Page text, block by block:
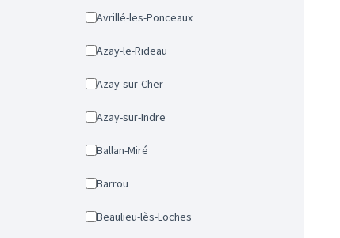
Avrillé-les-Ponceaux
Azay-le-Rideau
Azay-sur-Cher
Azay-sur-Indre
Ballan-Miré
Barrou
Beaulieu-lès-Loches